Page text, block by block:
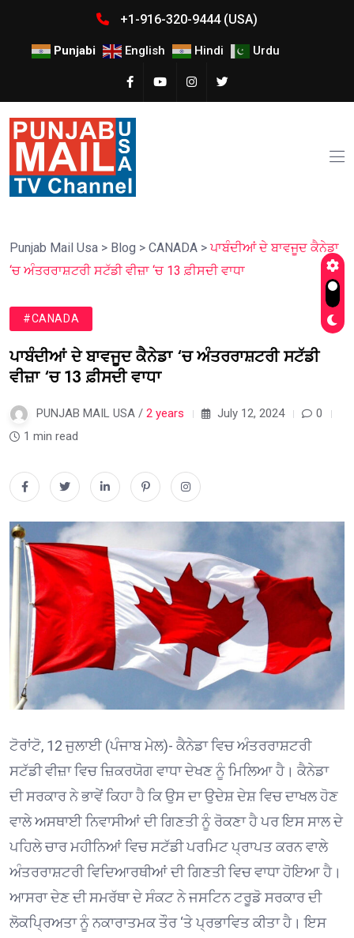
+1-916-320-9444 (USA)
Punjabi English Hindi Urdu
Punjab Mail Usa > Blog > CANADA >ਪਾਬੰਦੀਆਂ ਦੇ ਬਾਵਜੂਦ ਕੈਨੇਡਾ
‘ਚ ਅੰਤਰਰਾਸ਼ਟਰੀ ਸਟੱਡੀ ਵੀਜ਼ਾ ‘ਚ 13 ਫ਼ੀਸਦੀ ਵਾਧਾ
#CANADA
ਪਾਬੰਦੀਆਂ ਦੇ ਬਾਵਜੂਦ ਕੈਨੇਡਾ ‘ਚ ਅੰਤਰਰਾਸ਼ਟਰੀ ਸਟੱਡੀ
ਵੀਜ਼ਾ ‘ਚ 13 ਫ਼ੀਸਦੀ ਵਾਧਾ
PUNJAB MAIL USA / 2 years July 12, 2024
0
1 min read
ਟੋਰਾਂਟੋ, 12 ਜੁਲਾਈ (ਪੰਜਾਬ ਮੇਲ)- ਕੈਨੇਡਾ ਵਿਚ ਅੰਤਰਰਾਸ਼ਟਰੀ
ਸਟੱਡੀ ਵੀਜ਼ਾ ਵਿਚ ਜ਼ਿਕਰਯੋਗ ਵਾਧਾ ਦੇਖਣ ਨੂੰ ਮਿਲਿਆ ਹੈ। ਕੈਨੇਡਾ
ਦੀ ਸਰਕਾਰ ਨੇ ਭਾਵੇਂ ਕਿਹਾ ਹੈ ਕਿ ਉਸ ਦਾ ਉਦੇਸ਼ ਦੇਸ਼ ਵਿਚ ਦਾਖਲ ਹੋਣ
ਵਾਲੇ ਅਸਥਾਈ ਨਿਵਾਸੀਆਂ ਦੀ ਗਿਣਤੀ ਨੂੰ ਰੋਕਣਾ ਹੈ ਪਰ ਇਸ ਸਾਲ ਦੇ
ਪਹਿਲੇ ਚਾਰ ਮਹੀਨਿਆਂ ਵਿਚ ਸਟੱਡੀ ਪਰਮਿਟ ਪ੍ਰਾਪਤ ਕਰਨ ਵਾਲੇ
ਅੰਤਰਰਾਸ਼ਟਰੀ ਵਿਦਿਆਰਥੀਆਂ ਦੀ ਗਿਣਤੀ ਵਿਚ ਵਾਧਾ ਹੋਇਆ ਹੈ।
ਆਸਰਾ ਦੇਣ ਦੀ ਸਮਰੱਥਾ ਦੇ ਸੰਕਟ ਨੇ ਜਸਟਿਨ ਟਰੂਡੋ ਸਰਕਾਰ ਦੀ
ਲੋਕਪ੍ਰਿਅਤਾ ਨੂੰ ਨਕਾਰਾਤਮਕ ਤੌਰ ‘ਤੇ ਪ੍ਰਭਾਵਿਤ ਕੀਤਾ ਹੈ। ਇਸ